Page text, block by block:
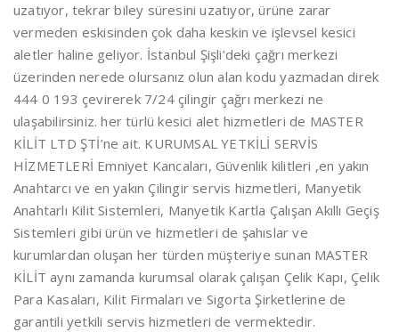
uzatıyor, tekrar biley süresini uzatıyor, ürüne zarar
vermeden eskisinden çok daha keskin ve işlevsel kesici
aletler haline geliyor. İstanbul Şişli’deki çağrı merkezi
üzerinden nerede olursanız olun alan kodu yazmadan direk
444 0 193 çevirerek 7/24 çilingir çağrı merkezi ne
ulaşabilirsiniz. her türlü kesici alet hizmetleri de MASTER
KİLİT LTD ŞTİ’ne ait. KURUMSAL YETKİLİ SERVİS
HİZMETLERİ Emniyet Kancaları, Güvenlik kilitleri ,en yakın
Anahtarcı ve en yakın Çilingir servis hizmetleri, Manyetik
Anahtarlı Kilit Sistemleri, Manyetik Kartla Çalışan Akıllı Geçiş
Sistemleri gibi ürün ve hizmetleri de şahıslar ve
kurumlardan oluşan her türden müşteriye sunan MASTER
KİLİT aynı zamanda kurumsal olarak çalışan Çelik Kapı, Çelik
Para Kasaları, Kilit Firmaları ve Sigorta Şirketlerine de
garantili yetkili servis hizmetleri de vermektedir.